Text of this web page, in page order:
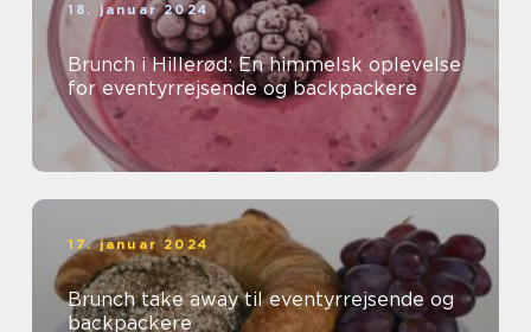
18. januar 2024
Brunch i Hillerød: En himmelsk oplevelse
for eventyrrejsende og backpackere
17. januar 2024
Brunch take away til eventyrrejsende og
backpackere